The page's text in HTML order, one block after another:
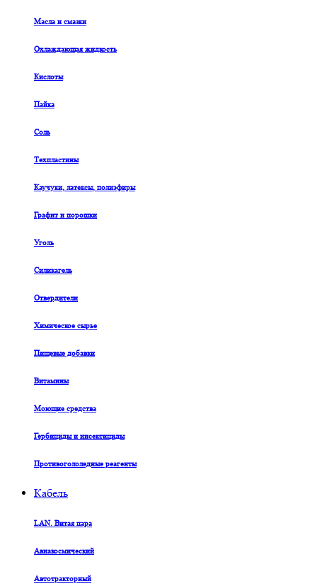
Масла и смазки
Охлаждающая жидкость
Кислоты
Пайка
Соль
Техпластины
Каучуки, латексы, полиэфиры
Графит и порошки
Уголь
Силикагель
Отвердители
Химическое сырье
Пищевые добавки
Витамины
Моющие средства
Гербициды и инсектициды
Противогололедные реагенты
Кабель
LAN. Витая пара
Авиакосмический
Автотракторный